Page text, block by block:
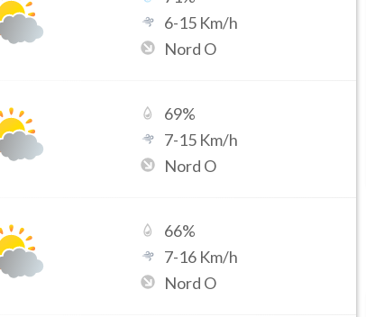
6-15 Km/h
Nord O
69%
7-15 Km/h
Nord O
66%
7-16 Km/h
Nord O